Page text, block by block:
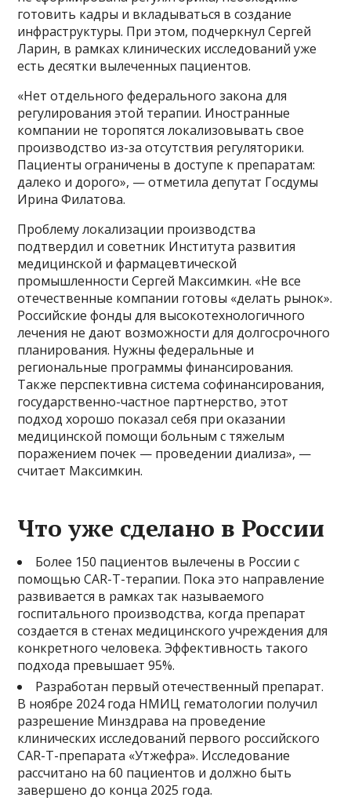
готовить кадры и вкладываться в создание
инфраструктуры. При этом, подчеркнул Сергей
Ларин, в рамках клинических исследований уже
есть десятки вылеченных пациентов.
«Нет отдельного федерального закона для
регулирования этой терапии. Иностранные
компании не торопятся локализовывать свое
производство из-за отсутствия регуляторики.
Пациенты ограничены в доступе к препаратам:
далеко и дорого», — отметила депутат Госдумы
Ирина Филатова.
Проблему локализации производства
подтвердил и советник Института развития
медицинской и фармацевтической
промышленности Сергей Максимкин. «Не все
отечественные компании готовы «делать рынок».
Российские фонды для высокотехнологичного
лечения не дают возможности для долгосрочного
планирования. Нужны федеральные и
региональные программы финансирования.
Также перспективна система софинансирования,
государственно-частное партнерство, этот
подход хорошо показал себя при оказании
медицинской помощи больным с тяжелым
поражением почек — проведении диализа», —
считает Максимкин.
Что уже сделано в России
Более 150 пациентов вылечены в России с
помощью CAR-T-терапии. Пока это направление
развивается в рамках так называемого
госпитального производства, когда препарат
создается в стенах медицинского учреждения для
конкретного человека. Эффективность такого
подхода превышает 95%.
Разработан первый отечественный препарат.
В ноябре 2024 года НМИЦ гематологии получил
разрешение Минздрава на проведение
клинических исследований первого российского
CAR-T-препарата «Утжефра». Исследование
рассчитано на 60 пациентов и должно быть
завершено до конца 2025 года.